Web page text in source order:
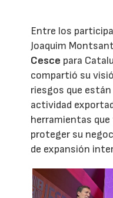
Entre los
Joaquim
Cesce para
compartió su
riesgos que
actividad
herramientas
proteger su
de expansión